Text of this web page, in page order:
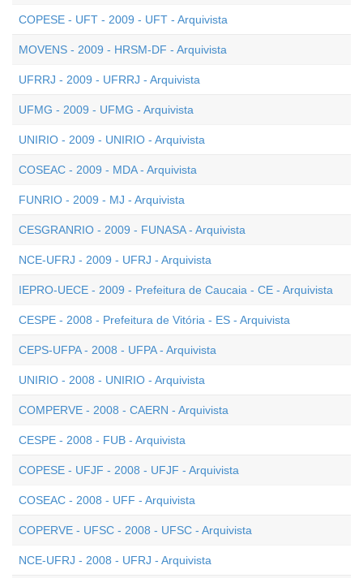
COPESE - UFT - 2009 - UFT - Arquivista
MOVENS - 2009 - HRSM-DF - Arquivista
UFRRJ - 2009 - UFRRJ - Arquivista
UFMG - 2009 - UFMG - Arquivista
UNIRIO - 2009 - UNIRIO - Arquivista
COSEAC - 2009 - MDA - Arquivista
FUNRIO - 2009 - MJ - Arquivista
CESGRANRIO - 2009 - FUNASA - Arquivista
NCE-UFRJ - 2009 - UFRJ - Arquivista
IEPRO-UECE - 2009 - Prefeitura de Caucaia - CE - Arquivista
CESPE - 2008 - Prefeitura de Vitória - ES - Arquivista
CEPS-UFPA - 2008 - UFPA - Arquivista
UNIRIO - 2008 - UNIRIO - Arquivista
COMPERVE - 2008 - CAERN - Arquivista
CESPE - 2008 - FUB - Arquivista
COPESE - UFJF - 2008 - UFJF - Arquivista
COSEAC - 2008 - UFF - Arquivista
COPERVE - UFSC - 2008 - UFSC - Arquivista
NCE-UFRJ - 2008 - UFRJ - Arquivista